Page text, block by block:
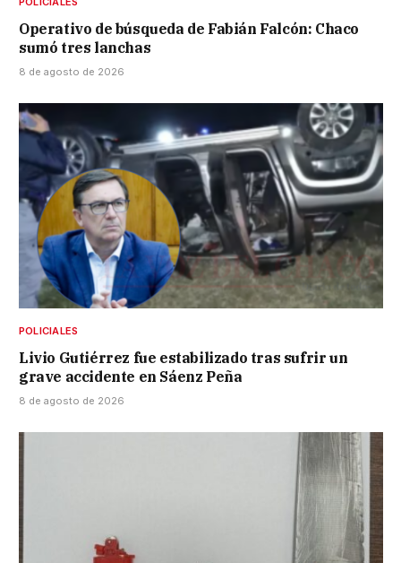
Operativo de búsqueda de Fabián Falcón: Chaco
sumó tres lanchas
8 de agosto de 2026
POLICIALES
Livio Gutiérrez fue estabilizado tras sufrir un
grave accidente en Sáenz Peña
8 de agosto de 2026